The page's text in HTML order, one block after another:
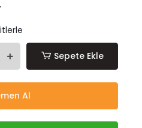
Sepete Ekle
Al